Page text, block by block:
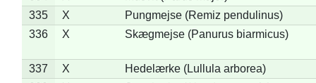
335
X
Pungmejse (Remiz pendulinus)
336
X Skægmejse (Panurus biarmicus)
337 X
Hedelærke (Lullula arborea)